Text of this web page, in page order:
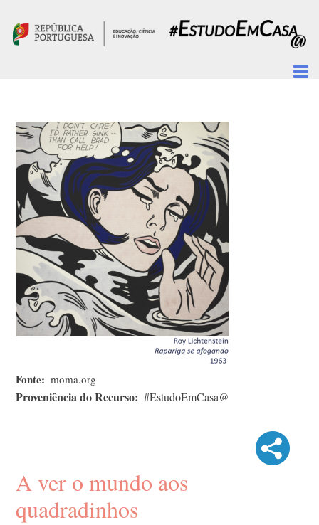
Fonte moma.org
Proveniência do Recurso #EstudoEmCasa@
A ver o mundo aos
quadradinhos